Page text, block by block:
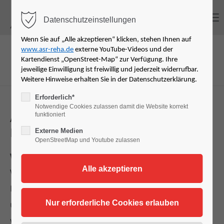
Login
Benutzername
Passwort
Anfahrtsbeschreibung zum ASR in
Pforzheim
Von der Autobahn kommend:
Von der Karlsruher Straße (B10) in die Wilhelm-
Becker-Straße einbiegen. Vorbeifahren an Kaufland
und Action bis zum Ende der Straße. Hier nach rechts
wieder in die Karlsruher Straße einbiegen.
Datenschutzeinstellungen
Wenn Sie auf „Alle akzeptieren“ klicken, stehen Ihnen auf
www.asr-reha.de externe YouTube-Videos und der
Kartendienst „OpenStreet-Map“ zur Verfügung. Ihre
jeweilige Einwilligung ist freiwillig und jederzeit widerrufbar.
Weitere Hinweise erhalten Sie in der Datenschutzerklärung.
Erforderlich*
Notwendige Cookies zulassen damit die Website korrekt
funktioniert
Externe Medien
OpenStreetMap und Youtube zulassen